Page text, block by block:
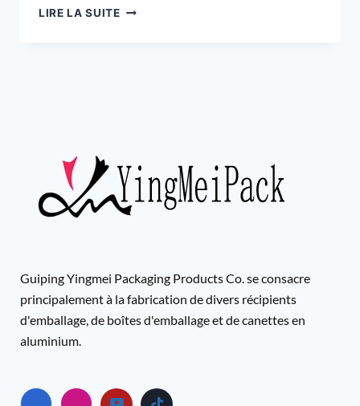
LIRE LA SUITE
Guiping Yingmei Packaging Products Co. se consacre
principalement à la fabrication de divers récipients
d'emballage, de boîtes d'emballage et de canettes en
aluminium.